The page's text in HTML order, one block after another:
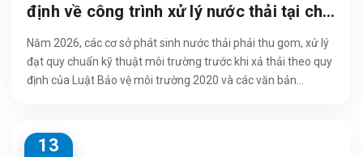
định về công trình xử lý nước thải tại chỗ
2026
Năm 2026, các cơ sở phát sinh nước thải phải thu gom, xử lý
đạt quy chuẩn kỹ thuật môi trường trước khi xả thải theo quy
định của Luật Bảo vệ môi trường 2020 và các văn bản
13